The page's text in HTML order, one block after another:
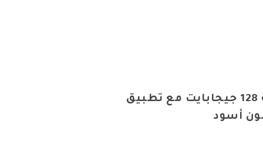
هاتف آيفون 7 بذاكرة داخلية سعة 128 جيجابايت مع تطبيق